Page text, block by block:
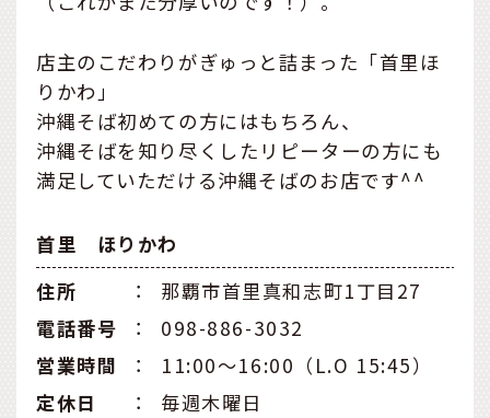
店主のこだわりがぎゅっと詰まった「首里ほ
りかわ」
沖縄そば初めての方にはもちろん、
沖縄そばを知り尽くしたリピーターの方にも
満足していただける沖縄そばのお店です^^
首里 ほりかわ
住所
：
那覇市首里真和志町1丁目27
電話番号
：
098-886-3032
営業時間
：
11:00～16:00（L.O 15:45）
定休日
：
毎週木曜日